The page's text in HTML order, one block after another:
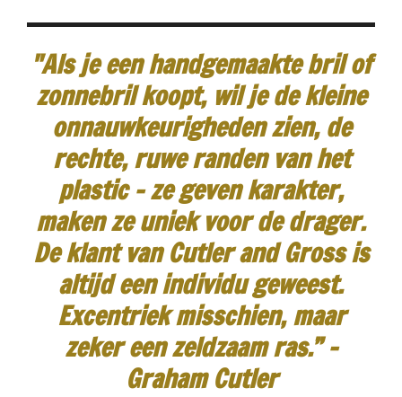
"Als je een handgemaakte bril of
zonnebril koopt, wil je de kleine
onnauwkeurigheden zien, de
rechte, ruwe randen van het
plastic - ze geven karakter,
maken ze uniek voor de drager.
De klant van Cutler and Gross is
altijd een individu geweest.
Excentriek misschien, maar
zeker een zeldzaam ras.” -
Graham Cutler